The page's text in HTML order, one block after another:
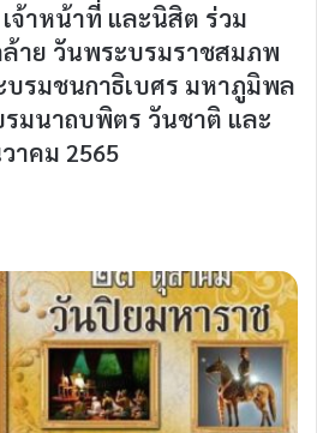
จ้าหน้าที่ และนิสิต ร่วม
ล้าย วันพระบรมราชสมภพ
บรมชนกาธิเบศร มหาภูมิพล
มนาถบพิตร วันชาติ และ
าคม 2565